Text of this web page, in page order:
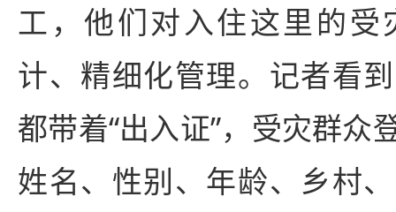
工，他们对入住这里的受
计、精细化管理。记者看
都带着“出入证”，受灾群众
姓名、性别、年龄、乡村